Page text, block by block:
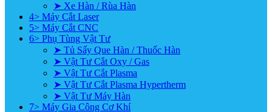
➤ Xe Hàn / Rùa Hàn
4> Máy Cắt Laser
5> Máy Cắt CNC
6> Phụ Tùng Vật Tư
➤ Tủ Sấy Que Hàn / Thuốc Hàn
➤ Vật Tư Cắt Oxy / Gas
➤ Vật Tư Cắt Plasma
➤ Vật Tư Cắt Plasma Hypertherm
➤ Vật Tư Máy Hàn
7> Máy Gia Công Cơ Khí